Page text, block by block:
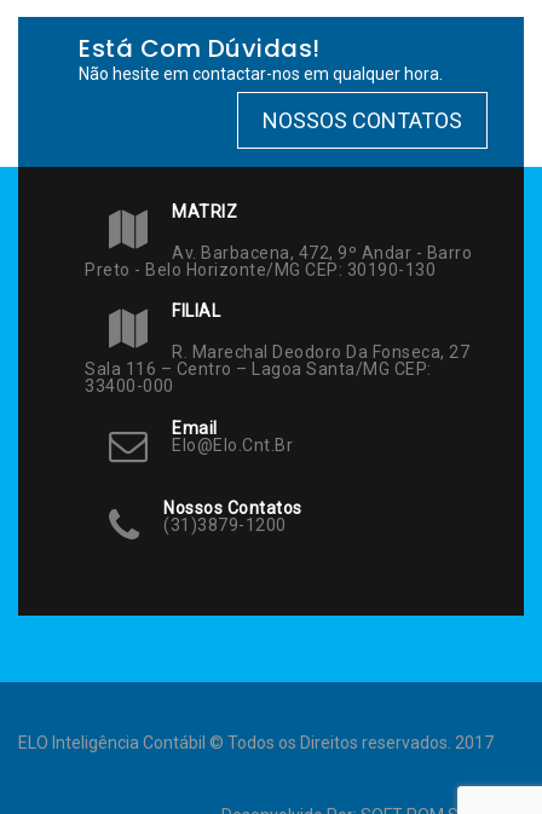
Está Com Dúvidas!
Não hesite em contactar-nos em qualquer hora.
NOSSOS CONTATOS
MATRIZ
Av. Barbacena, 472, 9º Andar - Barro
Preto - Belo Horizonte/MG CEP: 30190-130
FILIAL
R. Marechal Deodoro Da Fonseca, 27
Sala 116 – Centro – Lagoa Santa/MG CEP:
33400-000
Email
Elo@elo.cnt.br
Nossos Contatos
(31)3879-1200
ELO Inteligência Contábil © Todos os Direitos reservados. 2017